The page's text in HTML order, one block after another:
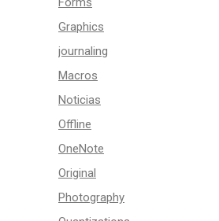
Graphics
journaling
Macros
Noticias
Offline
OneNote
Original
Photography